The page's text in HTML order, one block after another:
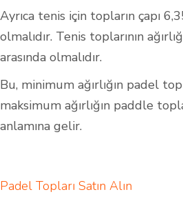
Ayrıca tenis için topların çapı
olmalıdır. Tenis toplarının
arasında olmalıdır.
Bu, minimum ağırlığın padel
maksimum ağırlığın paddle
anlamına gelir.
Padel Topları Satın Alın